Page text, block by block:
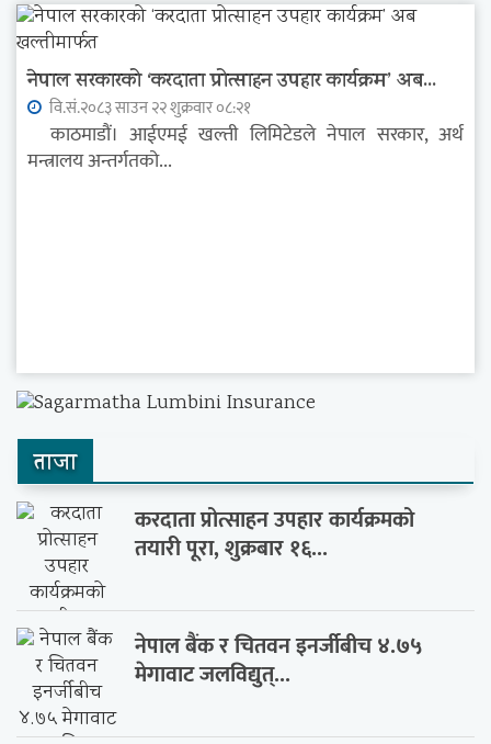
नेपाल सरकारको ‘करदाता प्रोत्साहन उपहार कार्यक्रम’ अब...
वि.सं.२०८३ साउन २२ शुक्रवार ०८:२१
काठमाडौं। आईएमई खल्ती लिमिटेडले नेपाल सरकार, अर्थ
मन्त्रालय अन्तर्गतको...
ताजा
करदाता प्रोत्साहन उपहार कार्यक्रमको
तयारी पूरा, शुक्रबार १६...
नेपाल बैंक र चितवन इनर्जीबीच ४.७५
मेगावाट जलविद्युत्...